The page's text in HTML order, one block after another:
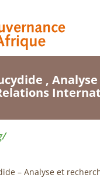
,
– Analyse et